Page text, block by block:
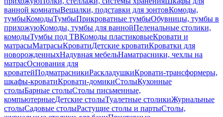
ванной комнатыВешалки, подставки для зонтовКомоды,
тумбыКомодыТумбыПрикроватные тумбыОбувницы, тумбы в
прихожуюКомоды, тумбы для ваннойПеленальные столики,
комодыТумбы под ТВКомоды пластиковыеКровати и
матрасыМатрасыКроватиДетские кроватиКроватки для
новорожденныхНадувная мебельНаматрасники, чехлы на
матрасОснования для
кроватейПодматрасникиРаскладушкиКровати-трансформеры,
шкафы-кроватиКровати-домикиСтолыКухонные
столыБарные столыСтолы письменные,
компьютерныеДетские столыТуалетные столикиЖурнальные
столыСадовые столыРастущие столы и партыСтолы,